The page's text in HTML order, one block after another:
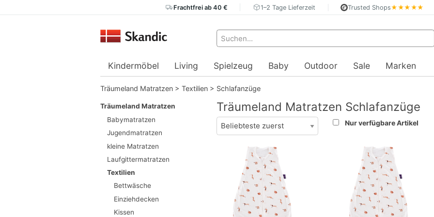
Frachtfrei ab 40 € 1–2 Tage Lieferzeit Trusted Shops★★★★★
Kindermöbel Living Spielzeug Baby Outdoor Sale Marken
Träumeland Matratzen > Textilien > Schlafanzüge
Träumeland Matratzen
Babymatratzen
Jugendmatratzen
kleine Matratzen
Laufgittermatratzen
Textilien
Bettwäsche
Einziehdecken
Kissen
Träumeland Matratzen Schlafanzüge
Nur verfügbare Artikel